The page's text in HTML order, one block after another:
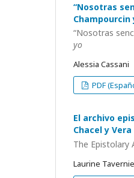
“Nosotras
Champourcin
“Nosotras
yo
Alessia Cassani
PDF
El archivo
Chacel y
The Epistolary
Laurine